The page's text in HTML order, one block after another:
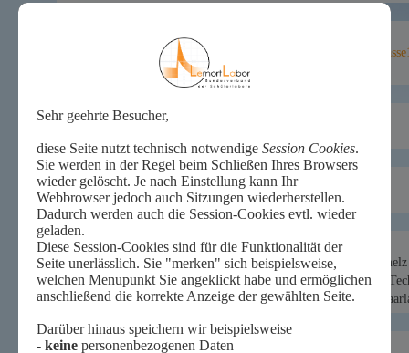
Klasse7 Klasse8
Erzieher Azubis
Themen:
Name des Schülerlabors
Offene Jugendwerkstatt St.Ingbert (OJW)
Profil des Schülerlabors
Im Februar 2014 hat sich der Verein „MINT-Campus Alte
Fachgebiete Mathematik, Informatik, Naturwissenschaften und
von zentraler Bedeutung für die nachhaltige Entwicklung des
Besucher-Adresse: